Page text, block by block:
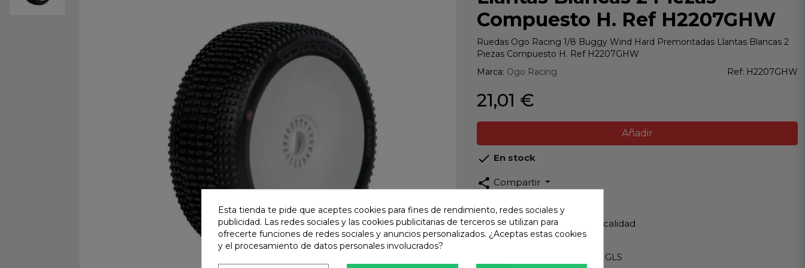
Compuesto H. Ref H2207GHW
Ruedas Ogo Racing 1/8 Buggy Wind Hard Premontadas Llantas Blancas 2
Piezas Compuesto H. Ref H2207GHW
Marca: Ogo Racing Ref: H2207GHW
21,01 €
Añadir
 En stock
share Compartir
Calidad Garantizada
Productos de Máxima calidad
Envios Internacionales GLS
Esta tienda te pide que aceptes cookies para fines de rendimiento, redes sociales y
publicidad. Las redes sociales y las cookies publicitarias de terceros se utilizan para
ofrecerte funciones de redes sociales y anuncios personalizados. ¿Aceptas estas cookies
y el procesamiento de datos personales involucrados?